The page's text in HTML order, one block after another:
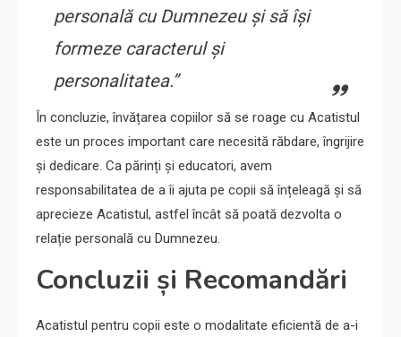
personală cu Dumnezeu și să își
formeze caracterul și
personalitatea.”
În concluzie, învățarea copiilor să se roage cu Acatistul
este un proces important care necesită răbdare, îngrijire
și dedicare. Ca părinți și educatori, avem
responsabilitatea de a îi ajuta pe copii să înțeleagă și să
aprecieze Acatistul, astfel încât să poată dezvolta o
relație personală cu Dumnezeu.
Concluzii și Recomandări
Acatistul pentru copii este o modalitate eficientă de a-i